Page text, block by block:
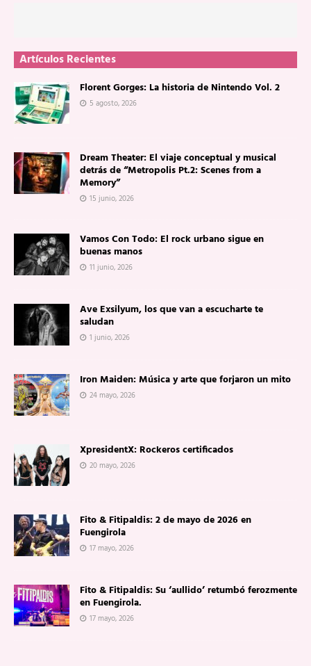
Artículos Recientes
Florent Gorges: La historia de Nintendo Vol. 2
5 agosto, 2026
Dream Theater: El viaje conceptual y musical
detrás de “Metropolis Pt.2: Scenes from a
Memory”
15 junio, 2026
Vamos Con Todo: El rock urbano sigue en
buenas manos
11 junio, 2026
Ave Exsilyum, los que van a escucharte te
saludan
1 junio, 2026
Iron Maiden: Música y arte que forjaron un mito
24 mayo, 2026
XpresidentX: Rockeros certificados
20 mayo, 2026
Fito & Fitipaldis: 2 de mayo de 2026 en
Fuengirola
17 mayo, 2026
Fito & Fitipaldis: Su ‘aullido’ retumbó ferozmente
en Fuengirola.
17 mayo, 2026